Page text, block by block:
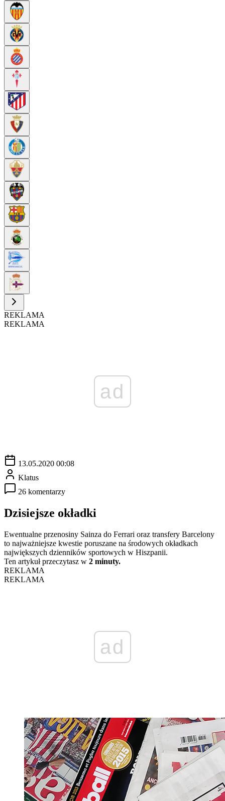
REKLAMA
REKLAMA
ad
13.05.2020 00:08
Klatus
26 komentarzy
Dzisiejsze okładki
Ewentualne przenosiny Sainza do Ferrari oraz transfery Barcelony
to najważniejsze kwestie poruszane na środowych okładkach
największych dzienników sportowych w Hiszpanii.
Ten artykuł przeczytasz w 2 minuty.
REKLAMA
REKLAMA
ad